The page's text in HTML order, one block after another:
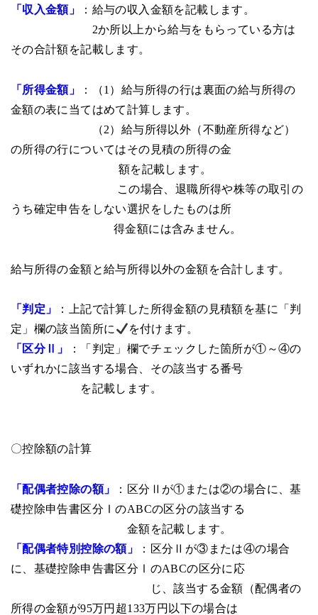
「収入金額」
：給与の収入金額を記載します。
2か所以上から給与をもらっている方は
その合計額を記載します。
「所得金額」
：（1）給与所得の行は裏面の給与所得の
金額の表に当てはめて計算します。
（2）給与所得以外（不動産所得など）
の所得の行についてはその見積の所得の金
額を記載します。
この場合、退職所得や株等の取引の
うち確定申告をしない選択をしたものは所
得金額には含みません。
給与所得の金額と給与所得以外の金額を合計します。
「判定」
：上記で計算した所得金額の見積額を基に「判
定」欄の該当箇所に
を付けます。
「区分Ⅱ」
：「判定」欄でチェックした箇所が①～④の
いずれかに該当する場合、その該当する番号
を記載します。
〇控除額の計算
「配偶者控除の額」
：区分Ⅱが①または②の場合に、基
礎控除申告書区分ⅠのABCの区分の該当する
金額を記載します。
「配偶者特別控除の額」
：区分Ⅱが③または④の場合
に、基礎控除申告書区分ⅠのABCの区分に応
じ、該当する金額（配偶者の
所得の金額が95万円超133万円以下の場合は